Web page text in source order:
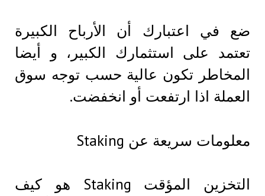
ضع في اعتبارك أن الأرباح الكبيرة
تعتمد على استثمارك الكبير، و أيضا
المخاطر تكون عالية حسب توجه سوق
العملة اذا ارتفعت أو انخفضت.
معلومات سريعة عن Staking
التخزين المؤقت Staking هو كيف